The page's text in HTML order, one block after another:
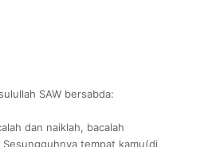
SAW bersabda:
dan naiklah, bacalah
tempat kamu(di